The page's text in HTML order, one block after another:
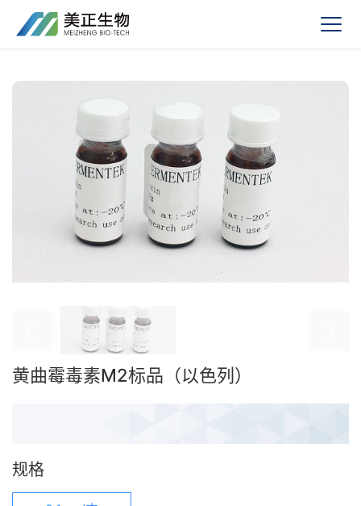
黄曲霉毒素M2标品（以色列）
规格